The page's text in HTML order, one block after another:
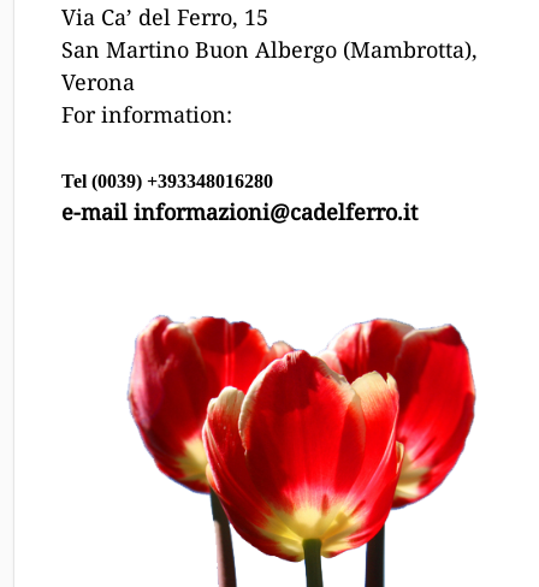
Via Ca’ del Ferro, 15
San Martino Buon Albergo (Mambrotta),
Verona
For information:
Tel (0039) +393348016280
e-mail informazioni@cadelferro.it